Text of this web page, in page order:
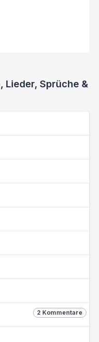
Sprüche &
2 Kommentare